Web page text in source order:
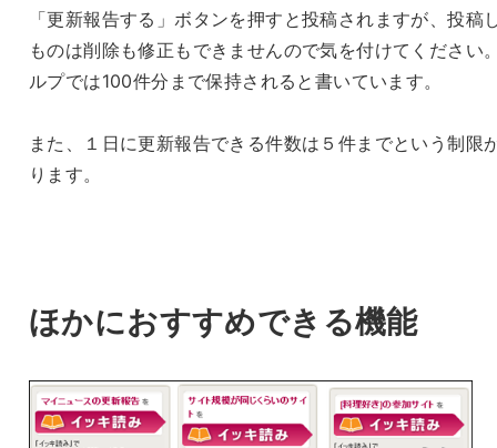
「更新報告する」ボタンを押すと投稿されますが、投稿
ものは削除も修正もできませんので気を付けてください
ルプでは100件分まで保持されると書いています。
また、１日に更新報告できる件数は５件までという制限
ります。
ほかにおすすめできる機能